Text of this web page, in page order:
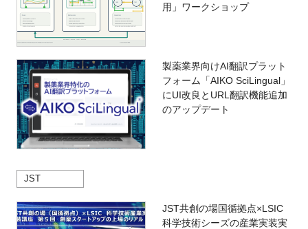
用」ワークショップ
製薬業界向けAI翻訳プラット
フォーム「AIKO SciLingual」
にUI改良とURL翻訳機能追加
のアップデート
JST
JST共創の場国循拠点×LSIC
科学技術シーズの産業実装実